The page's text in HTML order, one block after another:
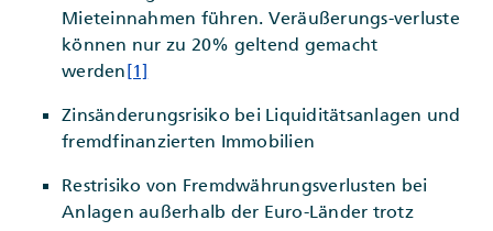
Mieteinnahmen führen. Veräußerungs-verluste
können nur zu 20% geltend gemacht
werden[1]
Zinsänderungsrisiko bei Liquiditätsanlagen und
fremdfinanzierten Immobilien
Restrisiko von Fremdwährungsverlusten bei
Anlagen außerhalb der Euro-Länder trotz